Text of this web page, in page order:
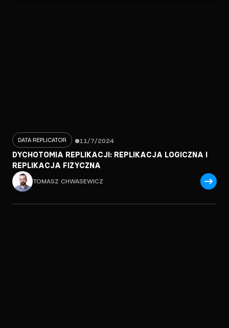
DATA REPLICATOR 11/7/2024
DYCHOTOMIA REPLIKACJI: REPLIKACJA LOGICZNA I
REPLIKACJA FIZYCZNA
TOMASZ CHWASEWICZ